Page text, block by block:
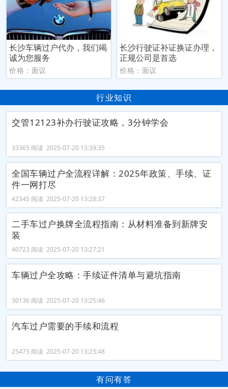
长沙车辆过户代办，我们竭
诚为您服务
价格：面议
长沙行驶证补证换证办理，
正规公司是首选
价格：面议
行业知识
交管12123补办行驶证攻略，3分钟学会
33365 阅读 2025-07-20 13:39:35
全国车辆过户全流程详解：2025年政策、手续、证
件一网打尽
42345 阅读 2025-07-20 13:28:37
二手车过户换牌全流程指南：从材料准备到新牌安
装
40723 阅读 2025-07-20 13:27:21
车辆过户全攻略：手续证件清单与避坑指南
30136 阅读 2025-07-20 13:25:46
汽车过户需要的手续和流程
25473 阅读 2025-07-20 13:23:48
有问有答